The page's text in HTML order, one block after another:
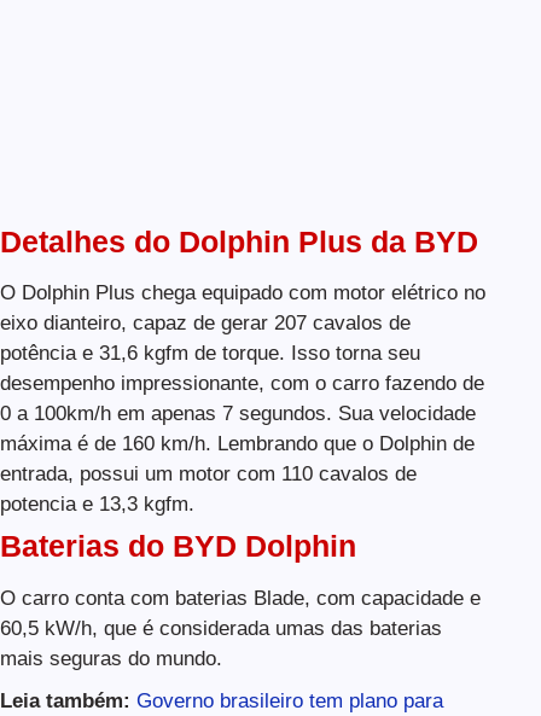
Detalhes do Dolphin Plus da BYD
O Dolphin Plus chega equipado com motor elétrico no
eixo dianteiro, capaz de gerar 207 cavalos de
potência e 31,6 kgfm de torque. Isso torna seu
desempenho impressionante, com o carro fazendo de
0 a 100km/h em apenas 7 segundos. Sua velocidade
máxima é de 160 km/h. Lembrando que o Dolphin de
entrada, possui um motor com 110 cavalos de
potencia e 13,3 kgfm.
Baterias do BYD Dolphin
O carro conta com baterias Blade, com capacidade e
60,5 kW/h, que é considerada umas das baterias
mais seguras do mundo.
Leia também: Governo brasileiro tem plano para